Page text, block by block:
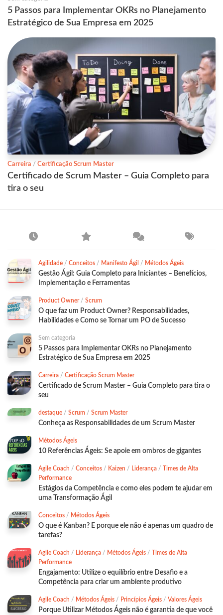
5 Passos para Implementar OKRs no Planejamento
Estratégico de Sua Empresa em 2025
Carreira / Certificação Scrum Master
Certificado de Scrum Master – Guia Completo para
tira o seu
Agilidade / Conceitos / Manifesto Ágil / Métodos Ágeis
Gestão Ágil: Guia Completo para Iniciantes – Benefícios,
Implementação e Ferramentas
Product Owner/ Scrum
O que faz um Product Owner? Responsabilidades,
Habilidades e Como se Tornar um PO de Sucesso
Sem categoria
5 Passos para Implementar OKRs no Planejamento
Estratégico de Sua Empresa em 2025
Carreira / Certificação Scrum Master
Certificado de Scrum Master – Guia Completo para tira o
seu
destaque / Scrum / Scrum Master
Conheça as Responsabilidades de um Scrum Master
Métodos Ágeis
10 Referências Ágeis: Se apoie em ombros de gigantes
Agile Coach / Conceitos / Kaizen / Liderança / Times de Alta
Performance
Estágios da Competência e como eles podem te ajudar em
uma Transformação Ágil
Conceitos / Métodos Ágeis
O que é Kanban? E porque ele não é apenas um quadro de
tarefas?
Agile Coach / Liderança / Métodos Ágeis / Times de Alta
Performance
Engajamento: Utilize o equilíbrio entre Desafio e a
Competência para criar um ambiente produtivo
Agile Coach / Métodos Ágeis / Princípios Ágeis / Valores Ágeis
Porque Utilizar Métodos Ágeis não é garantia de que você